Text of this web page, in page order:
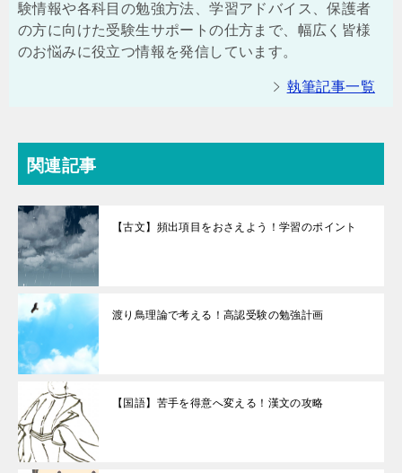
験情報や各科目の勉強方法、学習アドバイス、保護者
の方に向けた受験生サポートの仕方まで、幅広く皆様
のお悩みに役立つ情報を発信しています。
執筆記事一覧
関連記事
【古文】頻出項目をおさえよう！学習のポイント
渡り鳥理論で考える！高認受験の勉強計画
【国語】苦手を得意へ変える！漢文の攻略